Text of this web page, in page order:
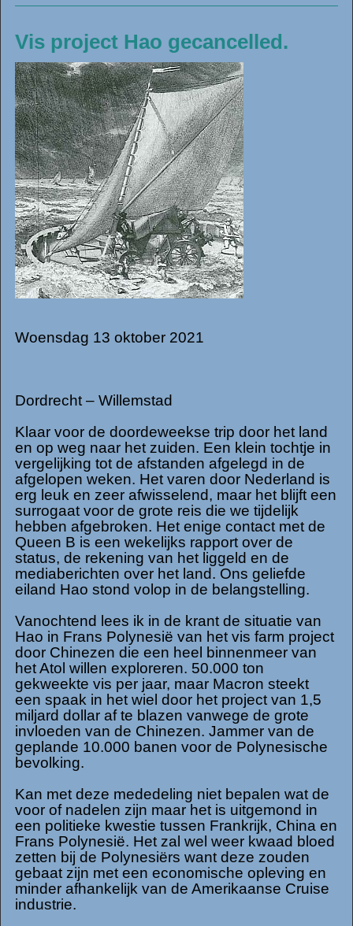
Vis project Hao gecancelled.
Woensdag 13 oktober 2021
Dordrecht – Willemstad
Klaar voor de doordeweekse trip door het land
en op weg naar het zuiden. Een klein tochtje in
vergelijking tot de afstanden afgelegd in de
afgelopen weken. Het varen door Nederland is
erg leuk en zeer afwisselend, maar het blijft een
surrogaat voor de grote reis die we tijdelijk
hebben afgebroken. Het enige contact met de
Queen B is een wekelijks rapport over de
status, de rekening van het liggeld en de
mediaberichten over het land. Ons geliefde
eiland Hao stond volop in de belangstelling.
Vanochtend lees ik in de krant de situatie van
Hao in Frans Polynesië van het vis farm project
door Chinezen die een heel binnenmeer van
het Atol willen exploreren. 50.000 ton
gekweekte vis per jaar, maar Macron steekt
een spaak in het wiel door het project van 1,5
miljard dollar af te blazen vanwege de grote
invloeden van de Chinezen. Jammer van de
geplande 10.000 banen voor de Polynesische
bevolking.
Kan met deze mededeling niet bepalen wat de
voor of nadelen zijn maar het is uitgemond in
een politieke kwestie tussen Frankrijk, China en
Frans Polynesië. Het zal wel weer kwaad bloed
zetten bij de Polynesiërs want deze zouden
gebaat zijn met een economische opleving en
minder afhankelijk van de Amerikaanse Cruise
industrie.